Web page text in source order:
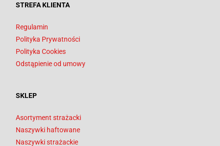
STREFA KLIENTA
Regulamin
Polityka Prywatności
Polityka Cookies
Odstąpienie od umowy
SKLEP
Asortyment strażacki
Naszywki haftowane
Naszywki strażackie